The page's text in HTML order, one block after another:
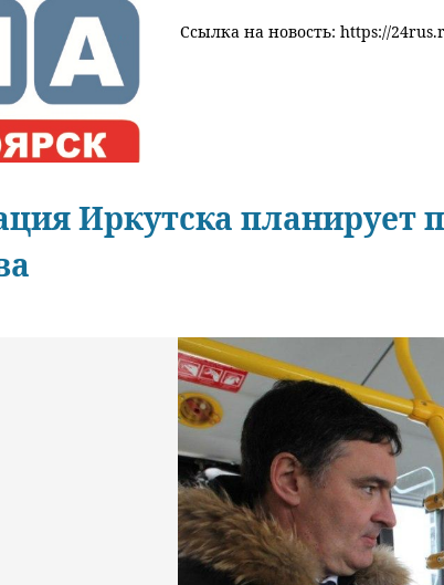
Ссылка на новость: https://
Иркутска планирует